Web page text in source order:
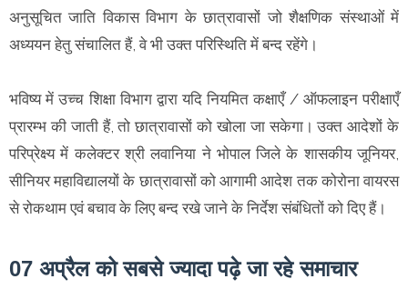
अनुसूचित जाति विकास विभाग के छात्रावासों जो शैक्षणिक संस्थाओं में
अध्ययन हेतु संचालित हैं, वे भी उक्त परिस्थिति में बन्द रहेंगे।
भविष्य में उच्च शिक्षा विभाग द्वारा यदि नियमित कक्षाएँ / ऑफलाइन परीक्षाएँ
प्रारम्भ की जाती हैं, तो छात्रावासों को खोला जा सकेगा। उक्त आदेशों के
परिप्रेक्ष्य में कलेक्टर श्री लवानिया ने भोपाल जिले के शासकीय जूनियर,
सीनियर महाविद्यालयों के छात्रावासों को आगामी आदेश तक कोरोना वायरस
से रोकथाम एवं बचाव के लिए बन्द रखे जाने के निर्देश संबंधितों को दिए हैं।
07 अप्रैल को सबसे ज्यादा पढ़े जा रहे समाचार